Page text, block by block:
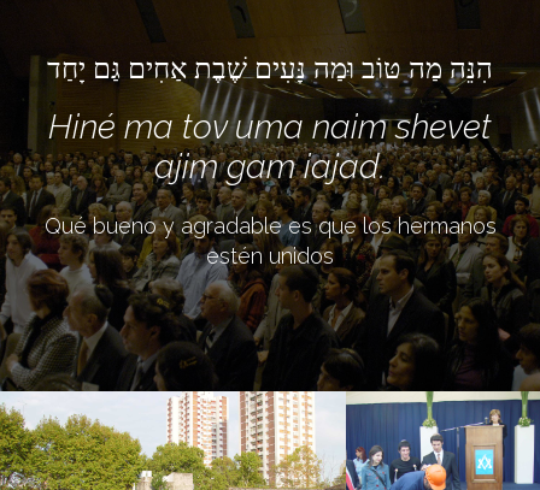
הִנֵּה מַה טּוֹב וּמַה נָּעִים שֶׁבֶת אַחִים גַּם יָחַד
Hiné ma tov uma naim shevet
ajim gam iajad.
Qué bueno y agradable es que los hermanos
estén unidos